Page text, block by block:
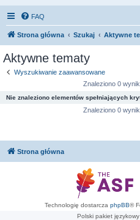
FAQ
Strona główna Szukaj Aktywne
Aktywne tematy
Wyszukiwanie zaawansowane
Znaleziono 0
Nie znaleziono elementów spełniających
Znaleziono 0
Strona główna
Technologię dostarcza phpBB®
Polski pakiet